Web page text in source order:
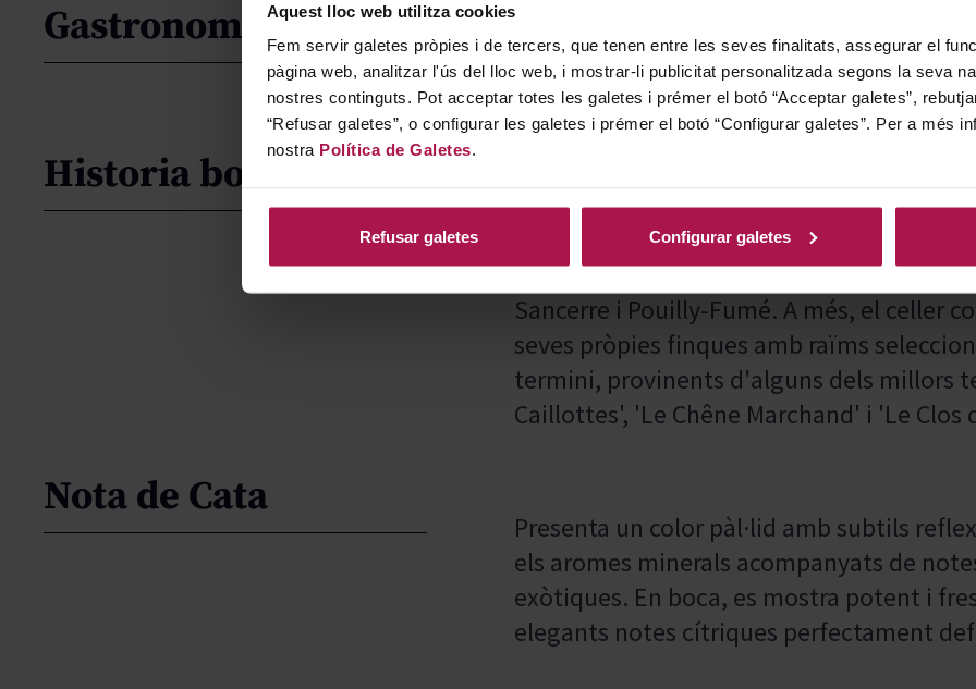
Aquest lloc web utilitza cookies
Fem servir galetes pròpies i de tercers, que tenen entre les seves finalitats, assegurar el
pàgina web, analitzar l'ús del lloc web, i mostrar-li publicitat personalitzada segons la seva
nostres continguts. Pot acceptar totes les galetes i prémer el botó “Acceptar galetes”,
“Refusar galetes”, o configurar les galetes i prémer el botó “Configurar galetes”. Per a més
nostra Política de Galetes.
Refusar galetes Configurar galetes
Gastronomía
Perfecte per maridar amb marisc fresc,
realçant els sabors i aportant un equilibri
Historia bodega
Fundada el 1987, Pascal Jolivet s'ha
dinàmics de la Vall del Loira, a França.
hectàrees de vinyes distribuïdes entre
Sancerre i Pouilly-Fumé. A més, el celler
seves pròpies finques amb raïms
termini, provinents d'alguns dels millors
Caillottes', 'Le Chêne Marchand' i 'Le Clos
Nota de Cata
Presenta un color pàl·lid amb subtils
els aromes minerals acompanyats de
exòtiques. En boca, es mostra potent i
elegants notes cítriques perfectament